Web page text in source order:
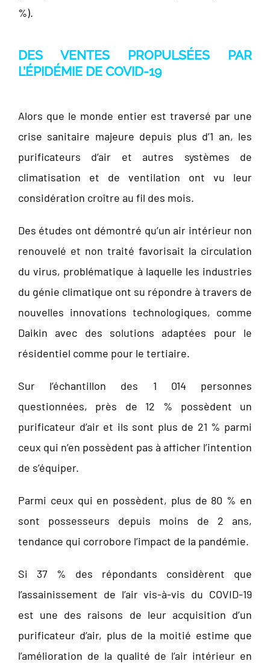
%).
DES VENTES PROPULSÉES PAR
L’ÉPIDÉMIE DE COVID-19
Alors que le monde entier est traversé par une
crise sanitaire majeure depuis plus d’1 an, les
purificateurs d’air et autres systèmes de
climatisation et de ventilation ont vu leur
considération croître au fil des mois.
Des études ont démontré qu’un air intérieur non
renouvelé et non traité favorisait la circulation
du virus, problématique à laquelle les industries
du génie climatique ont su répondre à travers de
nouvelles innovations technologiques, comme
Daikin avec des solutions adaptées pour le
résidentiel comme pour le tertiaire.
Sur l’échantillon des 1 014 personnes
questionnées, près de 12 % possèdent un
purificateur d’air et ils sont plus de 21 % parmi
ceux qui n’en possèdent pas à afficher l’intention
de s’équiper.
Parmi ceux qui en possèdent, plus de 80 % en
sont possesseurs depuis moins de 2 ans,
tendance qui corrobore l’impact de la pandémie.
Si 37 % des répondants considèrent que
l’assainissement de l’air vis-à-vis du COVID-19
est une des raisons de leur acquisition d’un
purificateur d’air, plus de la moitié estime que
l’amélioration de la qualité de l’air intérieur en